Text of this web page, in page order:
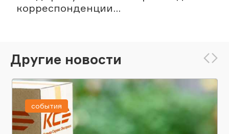
корреспонденции...
Другие новости
события